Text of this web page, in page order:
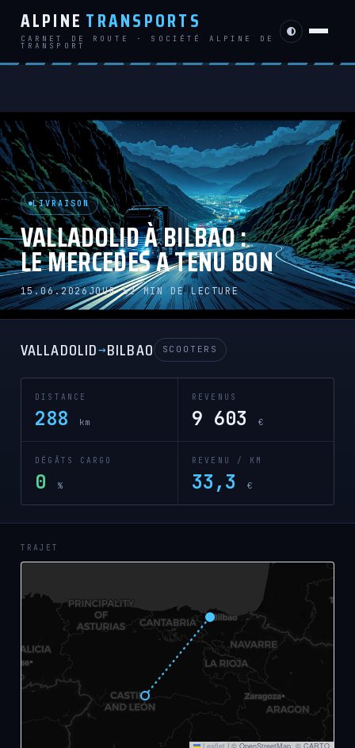
ALPINE TRANSPORTS
CARNET DE ROUTE · SOCIÉTÉ ALPINE DE
TRANSPORT
LIVRAISON
VALLADOLID À BILBAO :
LE MERCEDES A TENU BON
15.06.2026JOUR 52 MIN DE LECTURE
VALLADOLID→BILBAO SCOOTERS
DISTANCE
288 km
REVENUS
9 603€
DÉGÂTS CARGO
0 %
REVENU / KM
33,3€
TRAJET